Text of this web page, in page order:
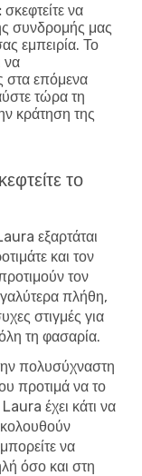
σκεφτείτε να
συνδρομής μας
εμπειρία. Το
να
στα επόμενα
τώρα τη
κράτηση της
το
εξαρτάται
και τον
τον
πλήθη,
στιγμές για
τη φασαρία.
πολυσύχναστη
προτιμά να το
έχει κάτι να
να
όσο και στη